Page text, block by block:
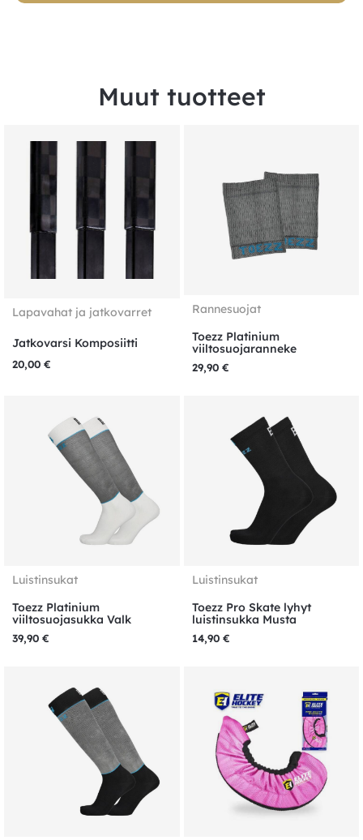
Muut tuotteet
Lapavahat ja jatkovarret
Jatkovarsi Komposiitti
20,00 €
Rannesuojat
Toezz Platinium
viiltosuojaranneke
29,90 €
Luistinsukat
Toezz Platinium
viiltosuojasukka Valk
39,90 €
Luistinsukat
Toezz Pro Skate lyhyt
luistinsukka Musta
14,90 €